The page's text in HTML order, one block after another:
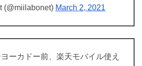
March 2, 2021
ーカドー前、楽天モバイル使え